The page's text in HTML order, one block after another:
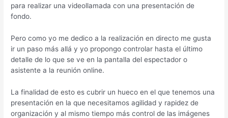
para realizar una videollamada con una presentación de
fondo.
Pero como yo me dedico a la realización en directo me gusta
ir un paso más allá y yo propongo controlar hasta el último
detalle de lo que se ve en la pantalla del espectador o
asistente a la reunión online.
La finalidad de esto es cubrir un hueco en el que tenemos una
presentación en la que necesitamos agilidad y rapidez de
organización y al mismo tiempo más control de las imágenes